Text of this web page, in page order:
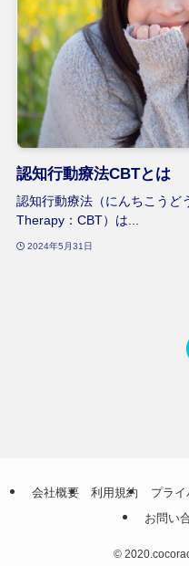
認知行動療法CBTとは
認知行動療法（にんちこうど
Therapy：CBT）は...
2024年5月31日
会社概要 利用規約 プラ
お問い
©